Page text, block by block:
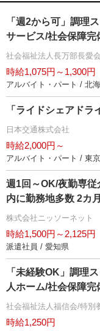
「週2から可」調理
サービス/社会保障完
社会福祉法人長万部長愛
時給1,075円～1,300円
アルバイト・パート / 北
「ライドシェアド
日本交通株式会社
時給2,000円～
アルバイト・パート / 東
週1回～OK/夜勤専
内に勤務地多数 2カ
株式会社ニッソーネット
時給1,500円～2,125円
派遣社員 / 愛知県
「未経験OK」調理
人ホーム/社会保障完
社会福祉法人福信会/特別
時給1,250円